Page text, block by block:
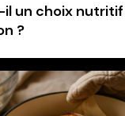
il un choix
?